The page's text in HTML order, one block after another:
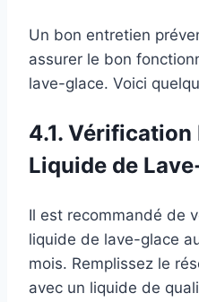
Un bon entretien
assurer le bon
lave-glace. Voici
4.1. Vérification
Liquide de
Il est recommandé de
liquide de lave-glace
mois. Remplissez le
avec un liquide de